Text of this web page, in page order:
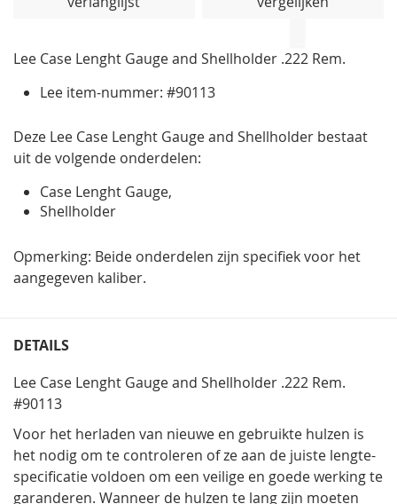
Lee Case Lenght Gauge and Shellholder .222 Rem.
Lee item-nummer: #90113
Deze Lee Case Lenght Gauge and Shellholder bestaat
uit de volgende onderdelen:
Case Lenght Gauge,
Shellholder
Opmerking: Beide onderdelen zijn specifiek voor het
aangegeven kaliber.
DETAILS
Lee Case Lenght Gauge and Shellholder .222 Rem.
#90113
Voor het herladen van nieuwe en gebruikte hulzen is
het nodig om te controleren of ze aan de juiste lengte-
specificatie voldoen om een veilige en goede werking te
garanderen. Wanneer de hulzen te lang zijn moeten